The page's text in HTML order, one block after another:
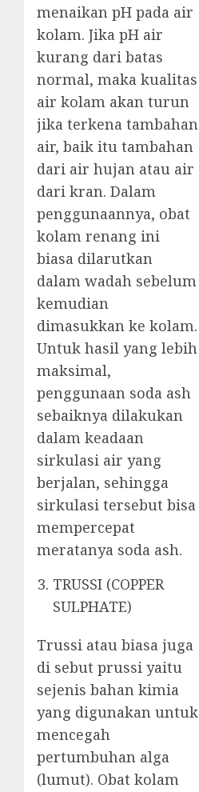
menaikan pH pada air
kolam. Jika pH air
kurang dari batas
normal, maka kualitas
air kolam akan turun
jika terkena tambahan
air, baik itu tambahan
dari air hujan atau air
dari kran. Dalam
penggunaannya, obat
kolam renang ini
biasa dilarutkan
dalam wadah sebelum
kemudian
dimasukkan ke kolam.
Untuk hasil yang lebih
maksimal,
penggunaan soda ash
sebaiknya dilakukan
dalam keadaan
sirkulasi air yang
berjalan, sehingga
sirkulasi tersebut bisa
mempercepat
meratanya soda ash.
TRUSSI (COPPER
SULPHATE)
Trussi atau biasa juga
di sebut prussi yaitu
sejenis bahan kimia
yang digunakan untuk
mencegah
pertumbuhan alga
(lumut). Obat kolam